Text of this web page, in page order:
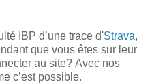
IBP d’une trace d'Strava,
que vous êtes sur leur
au site? Avec nos
c’est possible.